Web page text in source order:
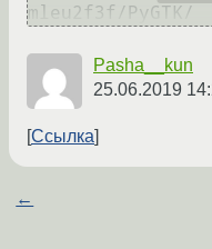
Pasha__kun
25.06.2019
Ссылка
←